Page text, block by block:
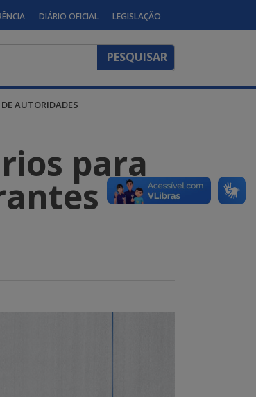
DIÁRIO OFICIAL LEGISLAÇÃO
AUTORIDADES
para